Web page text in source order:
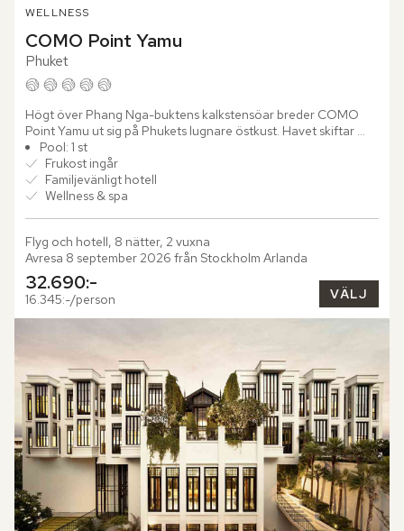
WELLNESS
COMO Point Yamu
Phuket
Högt över Phang Nga-buktens kalkstensöar breder COMO
Point Yamu ut sig på Phukets lugnare östkust. Havet skiftar
mellan turkos och silverblått medan de gröna öarna reser sig
ur...
Pool: 1 st
Frukost ingår
Familjevänligt hotell
Wellness & spa
Flyg och hotell, 8 nätter, 2 vuxna
Avresa 8 september 2026 från Stockholm Arlanda
32.690:-
16.345:-/person VÄLJ